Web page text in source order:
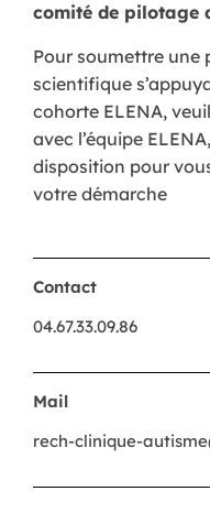
comité de pilotage
Pour soumettre une
scientifique
cohorte ELENA,
avec l’équipe
disposition pour
votre démarche
Contact
04.67.33.09.86
Mail
rech-clinique-